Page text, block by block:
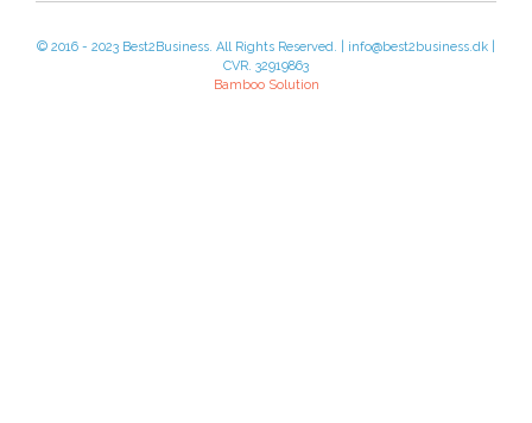
© 2016 - 2023 Best2Business. All Rights Reserved. | info@best2business.dk |
CVR. 32919863
Bamboo Solution